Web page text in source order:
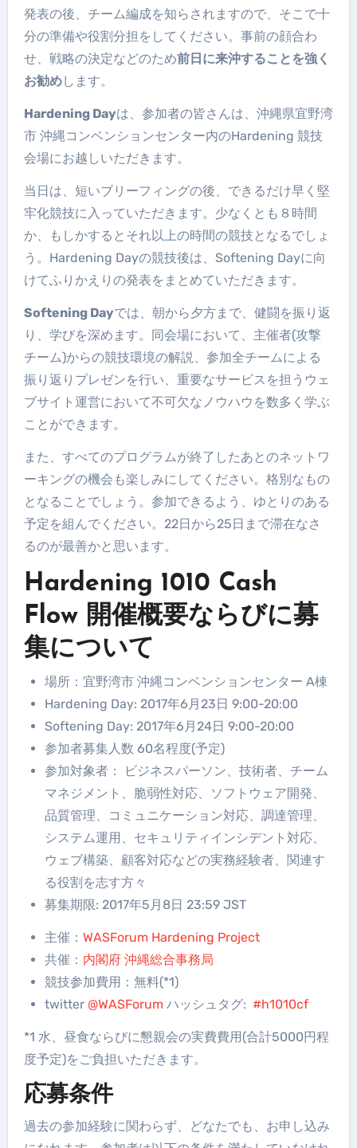
発表の後、チーム編成を知らされますので、そこで十
分の準備や役割分担をしてください。事前の顔合わ
せ、戦略の決定などのため前日に来沖することを強く
お勧めします。
Hardening Dayは、参加者の皆さんは、沖縄県宜野湾
市 沖縄コンベンションセンター内のHardening 競技
会場にお越しいただきます。
当日は、短いブリーフィングの後、できるだけ早く堅
牢化競技に入っていただきます。少なくとも８時間
か、もしかするとそれ以上の時間の競技となるでしょ
う。Hardening Dayの競技後は、Softening Dayに向
けてふりかえりの発表をまとめていただきます。
Softening Dayでは、朝から夕方まで、健闘を振り返
り、学びを深めます。同会場において、主催者(攻撃
チーム)からの競技環境の解説、参加全チームによる
振り返りプレゼンを行い、重要なサービスを担うウェ
ブサイト運営において不可欠なノウハウを数多く学ぶ
ことができます。
また、すべてのプログラムが終了したあとのネットワ
ーキングの機会も楽しみにしてください。格別なもの
となることでしょう。参加できるよう、ゆとりのある
予定を組んでください。22日から25日まで滞在なさ
るのが最善かと思います。
Hardening 1010 Cash
Flow 開催概要ならびに募
集について
場所：宜野湾市 沖縄コンベンションセンター A棟
Hardening Day: 2017年6月23日 9:00-20:00
Softening Day: 2017年6月24日 9:00-20:00
参加者募集人数 60名程度(予定)
参加対象者： ビジネスパーソン、技術者、チーム
マネジメント、脆弱性対応、ソフトウェア開発、
品質管理、コミュニケーション対応、調達管理、
システム運用、セキュリティインシデント対応、
ウェブ構築、顧客対応などの実務経験者、関連す
る役割を志す方々
募集期限: 2017年5月8日 23:59 JST
主催： WASForum Hardening Project
共催： 内閣府 沖縄総合事務局
競技参加費用：無料(*1)
twitter @WASForumハッシュタグ: #h1010cf
*1 水、昼食ならびに懇親会の実費費用(合計5000円程
度予定)をご負担いただきます。
応募条件
過去の参加経験に関わらず、どなたでも、お申し込み